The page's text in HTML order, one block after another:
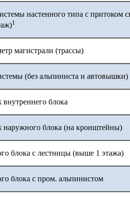
настенного типа с притоком
1
магистрали (трассы)
(без альпиниста и автовышки)
блока
блока (на кронштейны)
блока с лестницы (выше 1 этажа)
блока с пром. альпинистом